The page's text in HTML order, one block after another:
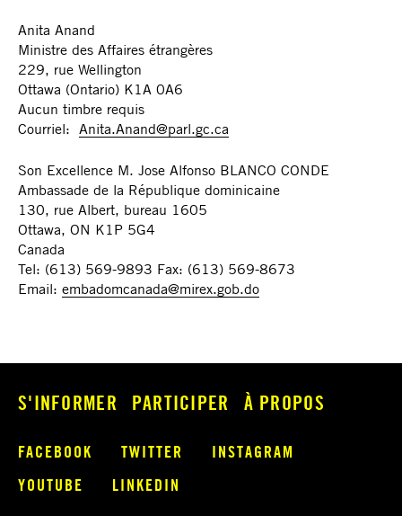
Anita Anand
Ministre des Affaires étrangères
229, rue Wellington
Ottawa (Ontario) K1A 0A6
Aucun timbre requis
Courriel: Anita.Anand@parl.gc.ca
Son Excellence M. Jose Alfonso BLANCO CONDE
Ambassade de la République dominicaine
130, rue Albert, bureau 1605
Ottawa, ON K1P 5G4
Canada
Tel: (613) 569-9893 Fax: (613) 569-8673
Email: embadomcanada@mirex.gob.do
S'INFORMER PARTICIPER À PROPOS
FACEBOOK TWITTER
INSTAGRAM
YOUTUBE
LINKEDIN